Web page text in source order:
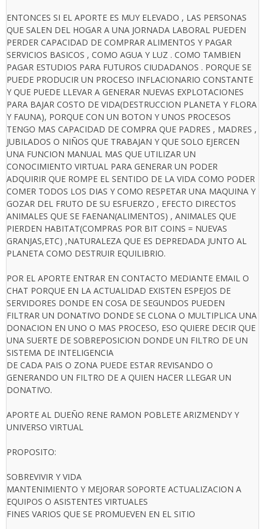
ENTONCES SI EL APORTE ES MUY ELEVADO , LAS PERSONAS
QUE SALEN DEL HOGAR A UNA JORNADA LABORAL PUEDEN
PERDER CAPACIDAD DE COMPRAR ALIMENTOS Y PAGAR
SERVICIOS BASICOS , COMO AGUA Y LUZ . COMO TAMBIEN
PAGAR ESTUDIOS PARA FUTUROS CIUDADANOS . PORQUE SE
PUEDE PRODUCIR UN PROCESO INFLACIONARIO CONSTANTE
Y QUE PUEDE LLEVAR A GENERAR NUEVAS EXPLOTACIONES
PARA BAJAR COSTO DE VIDA(DESTRUCCION PLANETA Y FLORA
Y FAUNA), PORQUE CON UN BOTON Y UNOS PROCESOS
TENGO MAS CAPACIDAD DE COMPRA QUE PADRES , MADRES ,
JUBILADOS O NIÑOS QUE TRABAJAN Y QUE SOLO EJERCEN
UNA FUNCION MANUAL MAS QUE UTILIZAR UN
CONOCIMIENTO VIRTUAL PARA GENERAR UN PODER
ADQUIRIR QUE ROMPE EL SENTIDO DE LA VIDA COMO PODER
COMER TODOS LOS DIAS Y COMO RESPETAR UNA MAQUINA Y
GOZAR DEL FRUTO DE SU ESFUERZO , EFECTO DIRECTOS
ANIMALES QUE SE FAENAN(ALIMENTOS) , ANIMALES QUE
PIERDEN HABITAT(COMPRAS POR BIT COINS = NUEVAS
GRANJAS,ETC) ,NATURALEZA QUE ES DEPREDADA JUNTO AL
PLANETA COMO DESTRUIR EQUILIBRIO.
POR EL APORTE ENTRAR EN CONTACTO MEDIANTE EMAIL O
CHAT PORQUE EN LA ACTUALIDAD EXISTEN ESPEJOS DE
SERVIDORES DONDE EN COSA DE SEGUNDOS PUEDEN
FILTRAR UN DONATIVO DONDE SE CLONA O MULTIPLICA UNA
DONACION EN UNO O MAS PROCESO, ESO QUIERE DECIR QUE
UNA SUERTE DE SOBREPOSICION DONDE UN FILTRO DE UN
SISTEMA DE INTELIGENCIA
DE CADA PAIS O ZONA PUEDE ESTAR REVISANDO O
GENERANDO UN FILTRO DE A QUIEN HACER LLEGAR UN
DONATIVO.
APORTE AL DUEÑO RENE RAMON POBLETE ARIZMENDY Y
UNIVERSO VIRTUAL
PROPOSITO:
SOBREVIVIR Y VIDA
MANTENIMIENTO Y MEJORAR SOPORTE ACTUALIZACION A
EQUIPOS O ASISTENTES VIRTUALES
FINES VARIOS QUE SE PROMUEVEN EN EL SITIO